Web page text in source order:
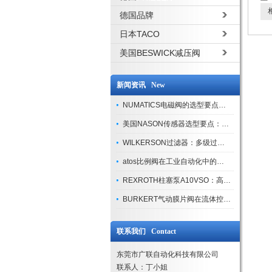
德国品牌
日本TACO
美国BESWICK减压阀
新闻资讯 New
NUMATICS电磁阀的选型要点与使用注意事项
美国NASON传感器选型要点：精度、量程与接口适配指南
WILKERSON过滤器：多级过滤技术，适配多行业净化需求
atos比例阀在工业自动化中的关键应用
REXROTH柱塞泵A10VSO：高效液压系统的核心组件
BURKERT气动膜片阀在流体控制中的应用
联系我们 Contact
东莞市广联自动化科技有限公司
联系人：丁小姐